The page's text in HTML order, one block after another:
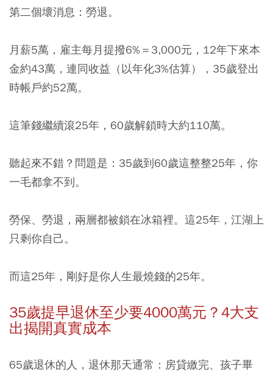
第二個壞消息：勞退。
月薪5萬，雇主每月提撥6%＝3,000元，12年下來本
金約43萬，連同收益（以年化3%估算），35歲登出
時帳戶約52萬。
這筆錢繼續滾25年，60歲解鎖時大約110萬。
聽起來不錯？問題是：35歲到60歲這整整25年，你
一毛都拿不到。
勞保、勞退，兩層都被鎖在冰箱裡。這25年，江湖上
只剩你自己。
而這25年，剛好是你人生最燒錢的25年。
35歲提早退休至少要4000萬元？4大支
出揭開真實成本
65歲退休的人，退休那天通常：房貸繳完、孩子畢